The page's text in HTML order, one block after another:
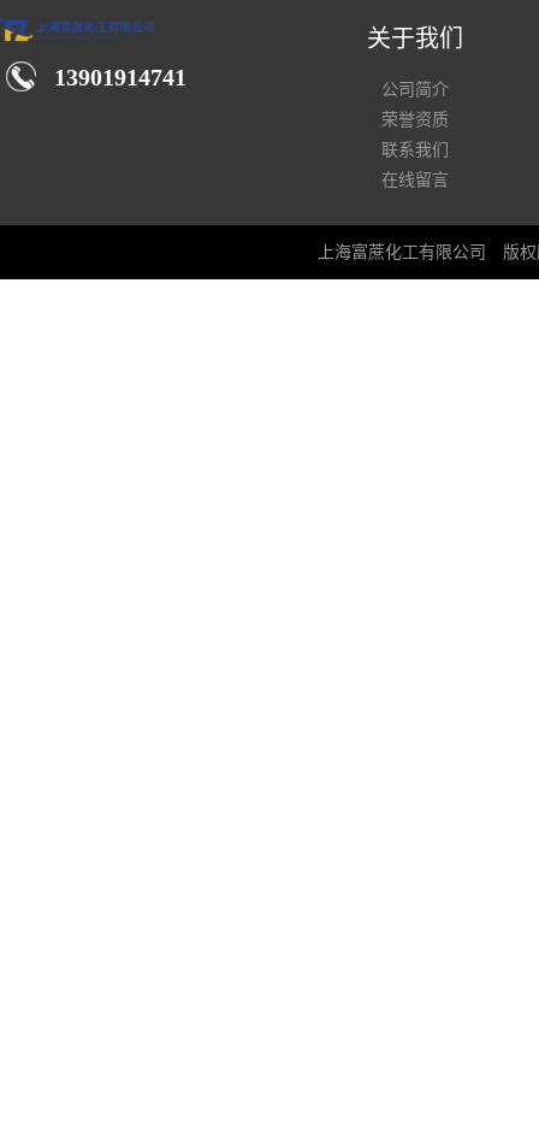
13901914741
关于我们
公司简介
荣誉资质
联系我们
在线留言
上海富蔗化工有限公司 版